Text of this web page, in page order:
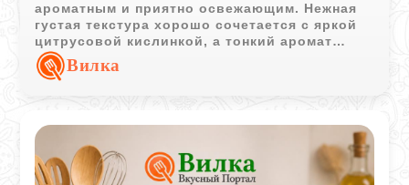
ароматным и приятно освежающим. Нежная
густая текстура хорошо сочетается с яркой
цитрусовой кислинкой, а тонкий аромат
лимонной цедры делает напиток особенно
выразительным.
Вилка